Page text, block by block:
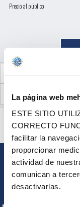
La página web
ESTE SITIO
CORRECTO
facilitar la
proporcionar
actividad de
comunican a
desactivarlas.
Precio al público
INFORMACIÓN TÉCNICA
OPINIONES DE CLIENTES (0)